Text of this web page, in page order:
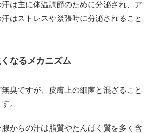
は主に体温調節のために分泌され、ア
はストレスや緊張時に分泌されること
なるメカニズム
臭ですが、皮膚上の細菌と混ざること
。
からの汗は脂質やたんぱく質を多く含